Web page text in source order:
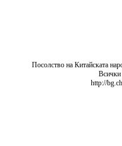
Посолство на Китайската
Всички
http://